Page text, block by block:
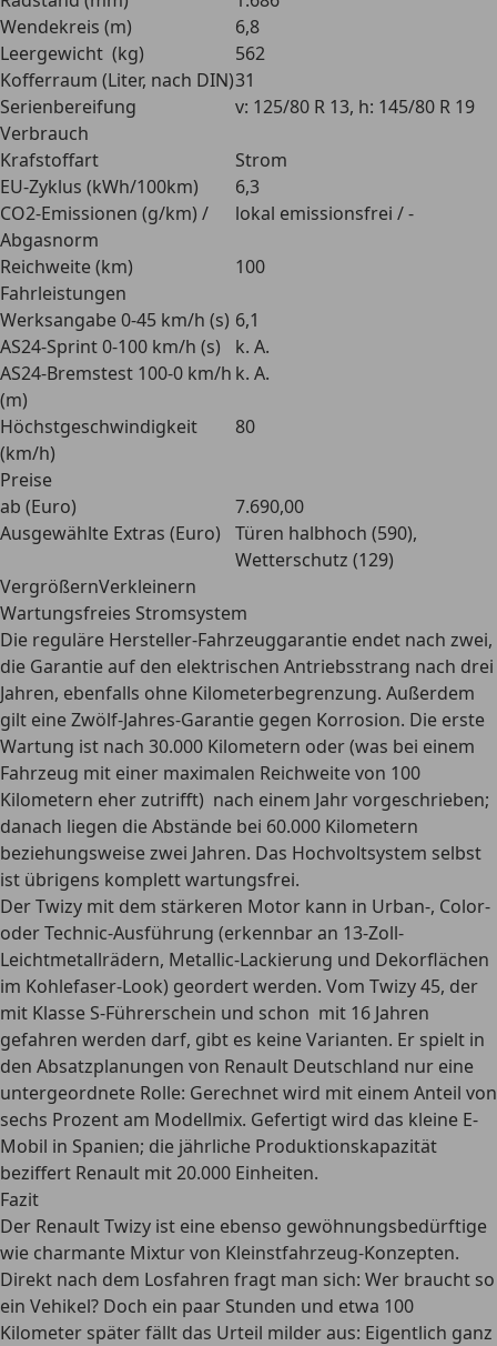
Wendekreis (m)
6,8
Leergewicht (kg)
562
Kofferraum (Liter, nach DIN)31
Serienbereifung
v: 125/80 R 13, h: 145/80 R 19
Verbrauch
Krafstoffart
Strom
EU-Zyklus (kWh/100km)
6,3
CO2-Emissionen (g/km) /
Abgasnorm
lokal emissionsfrei / -
Reichweite (km)
100
Fahrleistungen
Werksangabe 0-45 km/h (s) 6,1
AS24-Sprint 0-100 km/h (s)
k. A.
AS24-Bremstest 100-0 km/h
(m)
k. A.
Höchstgeschwindigkeit
(km/h)
80
Preise
ab (Euro)
7.690,00
Ausgewählte Extras (Euro)
Türen halbhoch (590),
Wetterschutz (129)
VergrößernVerkleinern
Wartungsfreies Stromsystem
Die reguläre Hersteller-Fahrzeuggarantie endet nach zwei,
die Garantie auf den elektrischen Antriebsstrang nach drei
Jahren, ebenfalls ohne Kilometerbegrenzung. Außerdem
gilt eine Zwölf-Jahres-Garantie gegen Korrosion. Die erste
Wartung ist nach 30.000 Kilometern oder (was bei einem
Fahrzeug mit einer maximalen Reichweite von 100
Kilometern eher zutrifft) nach einem Jahr vorgeschrieben;
danach liegen die Abstände bei 60.000 Kilometern
beziehungsweise zwei Jahren. Das Hochvoltsystem selbst
ist übrigens komplett wartungsfrei.
Der Twizy mit dem stärkeren Motor kann in Urban-, Color-
oder Technic-Ausführung (erkennbar an 13-Zoll-
Leichtmetallrädern, Metallic-Lackierung und Dekorflächen
im Kohlefaser-Look) geordert werden. Vom Twizy 45, der
mit Klasse S-Führerschein und schon mit 16 Jahren
gefahren werden darf, gibt es keine Varianten. Er spielt in
den Absatzplanungen von Renault Deutschland nur eine
untergeordnete Rolle: Gerechnet wird mit einem Anteil von
sechs Prozent am Modellmix. Gefertigt wird das kleine E-
Mobil in Spanien; die jährliche Produktionskapazität
beziffert Renault mit 20.000 Einheiten.
Fazit
Der Renault Twizy ist eine ebenso gewöhnungsbedürftige
wie charmante Mixtur von Kleinstfahrzeug-Konzepten.
Direkt nach dem Losfahren fragt man sich: Wer braucht so
ein Vehikel? Doch ein paar Stunden und etwa 100
Kilometer später fällt das Urteil milder aus: Eigentlich ganz